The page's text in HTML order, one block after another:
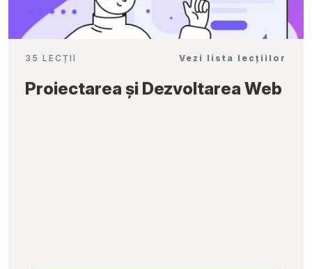
35 LECȚII Vezi lista lecțiilor
Proiectarea și Dezvoltarea Web